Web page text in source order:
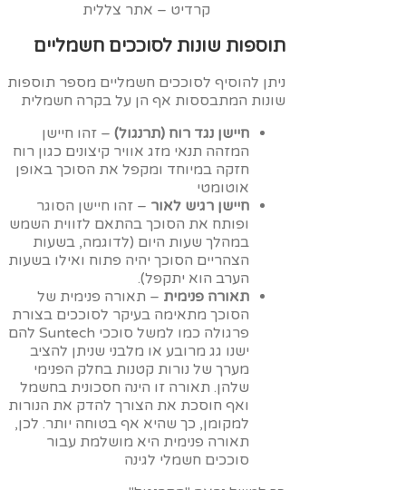
קרדיט – אתר צללית
תוספות שונות לסוככים חשמליים
ניתן להוסיף לסוככים חשמליים מספר תוספות
שונות המתבססות אף הן על בקרה חשמלית
חיישן נגד רוח (תרנגול)– זהו חיישן
המזהה תנאי מזג אוויר קיצונים כגון רוח
חזקה במיוחד ומקפל את הסוכך באופן
אוטומטי
חיישן רגיש לאור – זהו חיישן הסוגר
ופותח את הסוכך בהתאם לזווית השמש
במהלך שעות היום (לדוגמה, בשעות
הצהריים הסוכך יהיה פתוח ואילו בשעות
הערב הוא יתקפל).
תאורה פנימית – תאורה פנימית של
הסוכך מתאימה בעיקר לסוככים בצורת
פרגולה כמו למשל סוככי Suntech להם
ישנו גג מרובע או מלבני שניתן להציב
מערך של נורות קטנות בחלק הפנימי
שלהן. תאורה זו הינה חסכונית בחשמל
ואף חוסכת את הצורך להדק את הנורות
למקומן, כך שהיא אף בטוחה יותר. לכן,
תאורה פנימית היא מושלמת עבור
סוככים חשמלי לגינה